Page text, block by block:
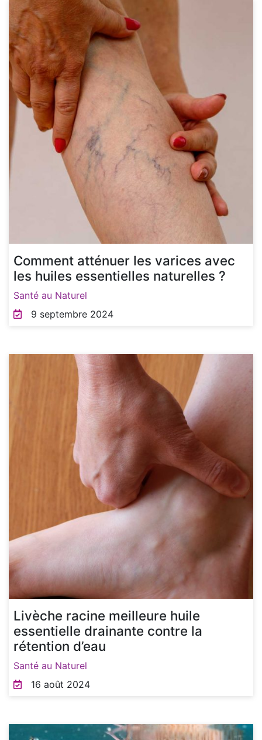
Comment atténuer les varices avec
les huiles essentielles naturelles ?
Santé au Naturel
9 septembre 2024
Livèche racine meilleure huile
essentielle drainante contre la
rétention d’eau
Santé au Naturel
16 août 2024